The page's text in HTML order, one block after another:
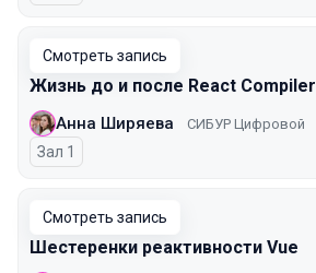
Смотреть запись
Жизнь до и после React Compiler
Анна Ширяева СИБУР Цифровой
Зал 1
Смотреть запись
Шестеренки реактивности Vue